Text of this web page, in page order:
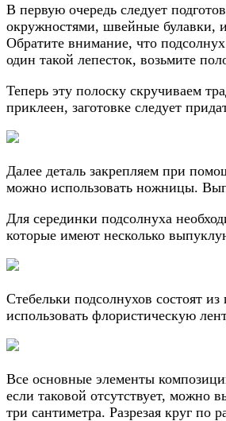
В первую очередь следует
окружностями, швейные булавки,
Обратите внимание, что
один такой лепесток, возьмите
Теперь эту полоску скручиваем
приклеен, заготовке следует
Далее деталь закрепляем при
можно использовать ножницы.
Для серединки подсолнуха
которые имеют несколько
Стебельки подсолнухов состоят
использовать флористическую
Все основные элементы
если таковой отсутствует, можно
три сантиметра. Разрезая круг по